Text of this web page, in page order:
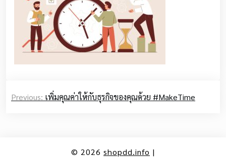
navigation
Previous: เพิ่มคุณค่าให้กับธุรกิจของคุณด้วย #MakeTime
© 2026 shopdd.info |